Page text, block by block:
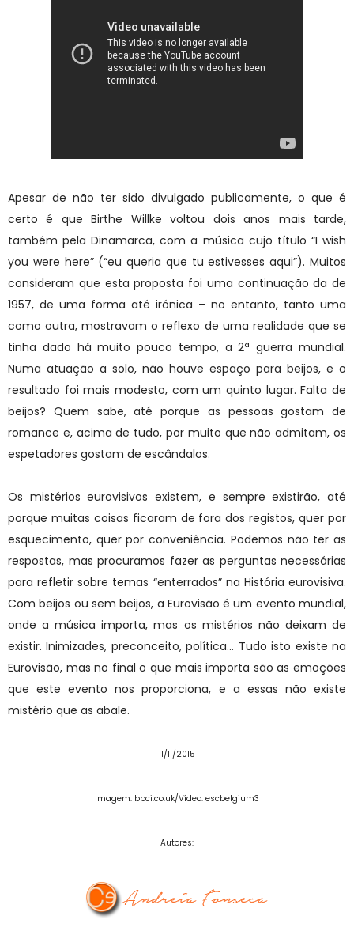
Apesar de não ter sido divulgado publicamente, o que é
certo é que Birthe Willke voltou dois anos mais tarde,
também pela Dinamarca, com a música cujo título “I wish
you were here” (“eu queria que tu estivesses aqui”). Muitos
consideram que esta proposta foi uma continuação da de
1957, de uma forma até irónica – no entanto, tanto uma
como outra, mostravam o reflexo de uma realidade que se
tinha dado há muito pouco tempo, a 2ª guerra mundial.
Numa atuação a solo, não houve espaço para beijos, e o
resultado foi mais modesto, com um quinto lugar. Falta de
beijos? Quem sabe, até porque as pessoas gostam de
romance e, acima de tudo, por muito que não admitam, os
espetadores gostam de escândalos.
Os mistérios eurovisivos existem, e sempre existirão, até
porque muitas coisas ficaram de fora dos registos, quer por
esquecimento, quer por conveniência. Podemos não ter as
respostas, mas procuramos fazer as perguntas necessárias
para refletir sobre temas “enterrados” na História eurovisiva.
Com beijos ou sem beijos, a Eurovisão é um evento mundial,
onde a música importa, mas os mistérios não deixam de
existir. Inimizades, preconceito, política… Tudo isto existe na
Eurovisão, mas no final o que mais importa são as emoções
que este evento nos proporciona, e a essas não existe
mistério que as abale.
11/11/2015
Imagem: bbci.co.uk/Vídeo: escbelgium3
Autores: